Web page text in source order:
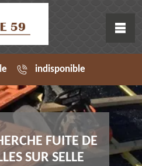
indisponible
FUITE DE
SUR SELLE